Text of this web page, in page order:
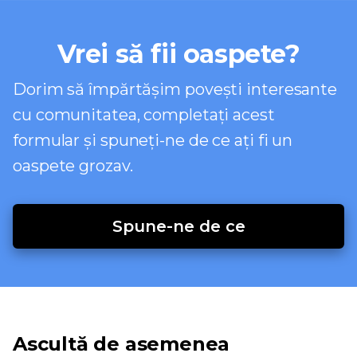
Vrei să fii oaspete?
Dorim să împărtășim povești interesante
cu comunitatea, completați acest
formular și spuneți-ne de ce ați fi un
oaspete grozav.
Spune-ne de ce
Ascultă de asemenea